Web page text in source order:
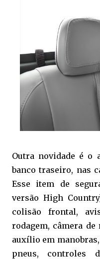
Outra novidade é o
banco traseiro, nas
Esse item de
versão High
colisão frontal,
rodagem, câmera
auxílio em
pneus, controles